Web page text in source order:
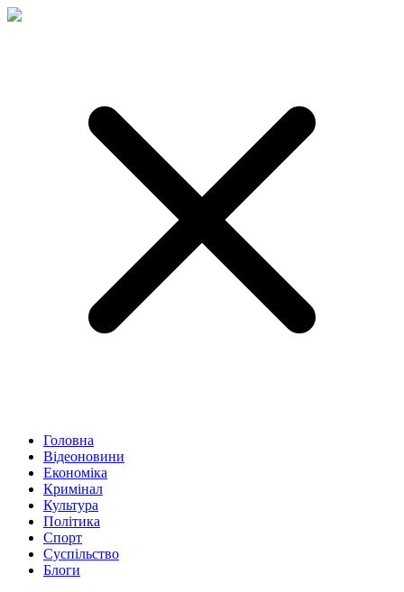
Головна
Відеоновини
Економіка
Кримінал
Культура
Політика
Спорт
Суспільство
Блоги